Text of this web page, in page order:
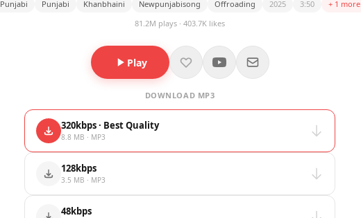
Punjabi Punjabi Khanbhaini Newpunjabisong Offroading 2025 3:50
+ 1 more
81.2M plays · 403.7K likes
Play
DOWNLOAD MP3
320kbps · Best Quality
8.8 MB · MP3
128kbps
3.5 MB · MP3
48kbps